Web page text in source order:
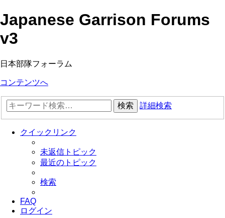
Japanese Garrison Forums
v3
日本部隊フォーラム
コンテンツへ
検索 詳細検索
クイックリンク
未返信トピック
最近のトピック
検索
FAQ
ログイン